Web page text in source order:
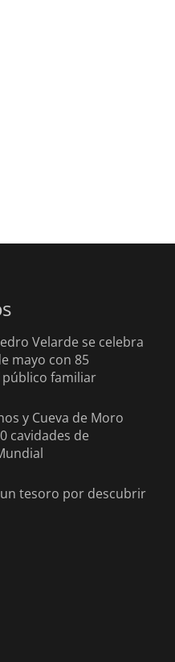
Velarde se celebra
mayo con 85
familiar
y Cueva de Moro
cavidades de
tesoro por descubrir